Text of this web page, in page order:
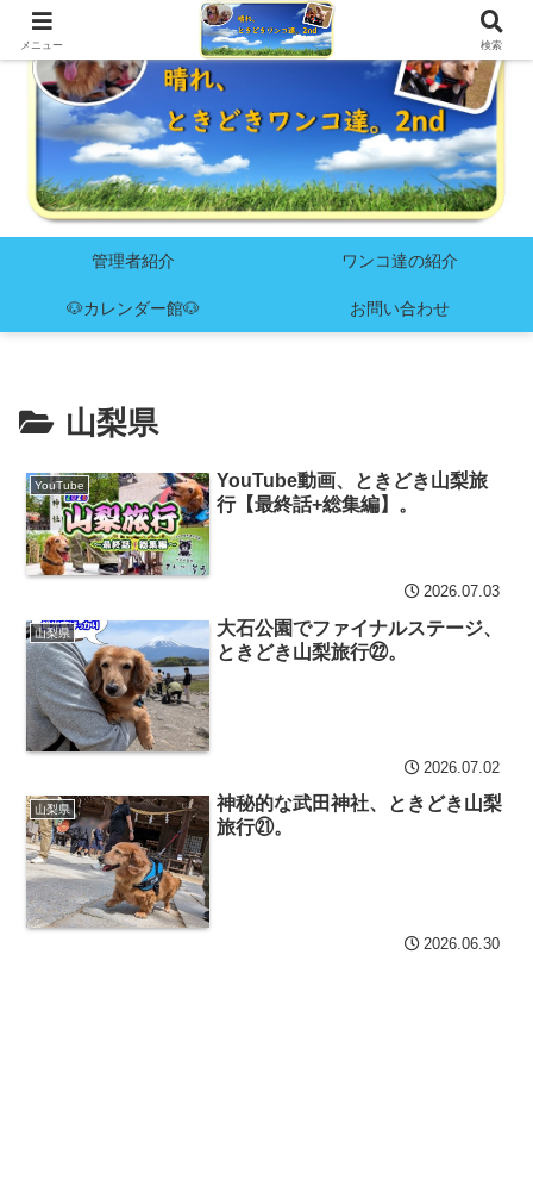
管理者紹介 ワンコ達の紹介
🐶カレンダー館🐶 お問い合わせ
山梨県
YouTube
YouTube動画、ときどき山梨旅
行【最終話+総集編】。
2026.07.03
山梨県
大石公園でファイナルステージ、
ときどき山梨旅行㉒。
2026.07.02
山梨県
神秘的な武田神社、ときどき山梨
旅行㉑。
2026.06.30
メニュー 検索